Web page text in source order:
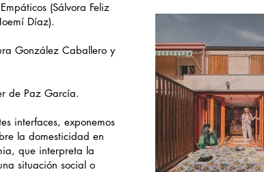
(Sálvora Feliz
Díaz).
González Caballero y
de Paz García.
interfaces, exponemos
la domesticidad en
que interpreta la
situación social o